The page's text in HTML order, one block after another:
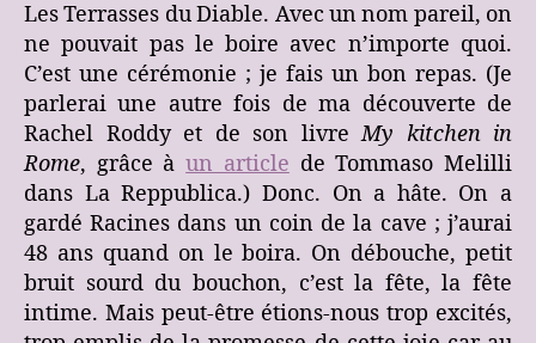
Les Terrasses du Diable. Avec un nom pareil, on
ne pouvait pas le boire avec n’importe quoi.
C’est une cérémonie ; je fais un bon repas. (Je
parlerai une autre fois de ma découverte de
Rachel Roddy et de son livreMy kitchen in
Rome, grâce àun article de Tommaso Melilli
dans La Reppublica.) Donc. On a hâte. On a
gardé Racines dans un coin de la cave ; j’aurai
48 ans quand on le boira. On débouche, petit
bruit sourd du bouchon, c’est la fête, la fête
intime. Mais peut-être étions-nous trop excités,